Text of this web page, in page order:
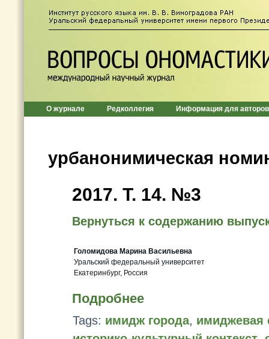
О журнале Редколлегия Информация для авторов
урбанонимическая
2017. T. 14. №3
Вернуться к содержанию
Голомидова Марина Васильевна
Уральский федеральный университет
Екатеринбург, Россия
Подробнее
Tags: имидж города, имиджевая